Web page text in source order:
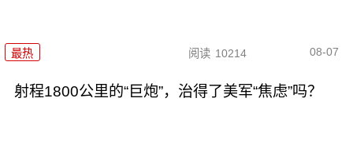
最热 阅读 10214 08-07
射程1800公里的“巨炮”，治得了美军“焦虑”吗？